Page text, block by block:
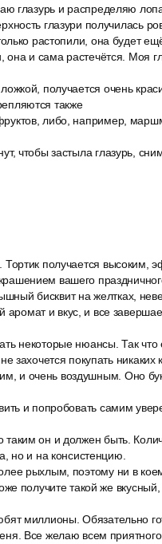
глазурь и распределяю
глазури получилась
растопили, она будет
она и сама растечётся. Моя
получается очень
также
либо, например,
чтобы застыла глазурь,
Тортик получается высоким,
вашего
бисквит на желтках,
и вкус, и все
некоторые нюансы. Так
захочется покупать никаких
и очень воздушным. Оно
и попробовать самим
он и должен быть.
но и на консистенцию.
рыхлым, поэтому ни в
получите такой же
миллионы. Обязательно
Все желаю всем